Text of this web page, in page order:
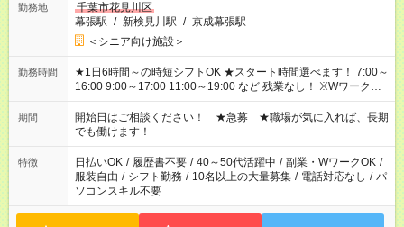
勤務地
千葉市花見川区
幕張駅 / 新検見川駅 / 京成幕張駅
＜シニア向け施設＞
勤務時間
★1日6時間～の時短シフトOK ★スタート時間選べます！ 7:00～
16:00 9:00～17:00 11:00～19:00 など 残業なし！ ※Wワークの
場合、他のお仕事と合わせ週40時間超の就業はご案内できませ
ん ※法令に基づき、週20時間以上勤務は社会保険への加入対象
となります ※労働者派遣法（日雇い派遣の原則禁止）により、
短時間・短期間の就業はご案内が難しい場合があります
期間
開始日はご相談ください！ ★急募 ★職場が気に入れば、長期
でも働けます！
特徴 日払いOK / 履歴書不要 / 40～50代活躍中 / 副業・WワークOK /
服装自由 / シフト勤務 / 10名以上の大量募集 / 電話対応なし / パ
ソコンスキル不要